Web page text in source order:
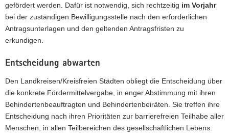
gefördert werden. Dafür ist notwendig, sich rechtzeitig im Vorjahr
bei der zuständigen Bewilligungsstelle nach den erforderlichen
Antragsunterlagen und den geltenden Antragsfristen zu
erkundigen.
Entscheidung abwarten
Den Landkreisen/Kreisfreien Städten obliegt die Entscheidung über
die konkrete Fördermittelvergabe, in enger Abstimmung mit ihren
Behindertenbeauftragten und Behindertenbeiräten. Sie treffen ihre
Entscheidung nach ihren Prioritäten zur barrierefreien Teilhabe aller
Menschen, in allen Teilbereichen des gesellschaftlichen Lebens.